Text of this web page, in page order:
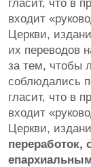
гласит, что в
входит
Церкви,
их переводов
за тем, чтобы
соблюдались
гласит, что в
входит
Церкви,